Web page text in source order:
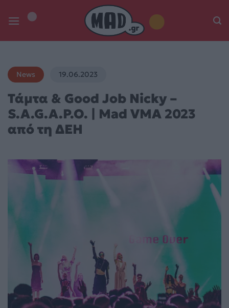
News 19.06.2023
Τάμτα & Good Job Nicky –
S.A.G.A.P.O. | Mad VMA 2023
από τη ΔΕΗ